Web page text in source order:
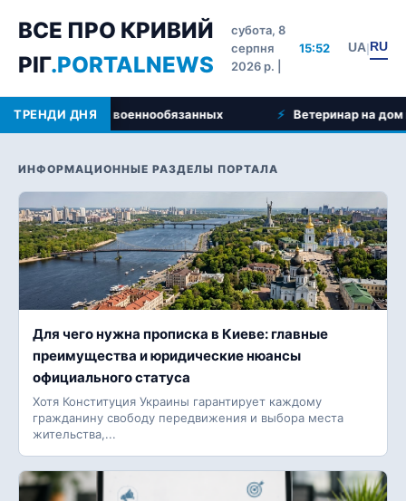
ВСЕ ПРО КРИВИЙ
РІГ.PORTALNEWS
субота, 8
серпня
2026 р. |
15:52 UA|RU
ТРЕНДИ ДНЯ Ветеринар на дом в Кривом Роге:
ИНФОРМАЦИОННЫЕ РАЗДЕЛЫ ПОРТАЛА
Для чего нужна прописка в Киеве: главные
преимущества и юридические нюансы
официального статуса
Хотя Конституция Украины гарантирует каждому
гражданину свободу передвижения и выбора места
жительства,...